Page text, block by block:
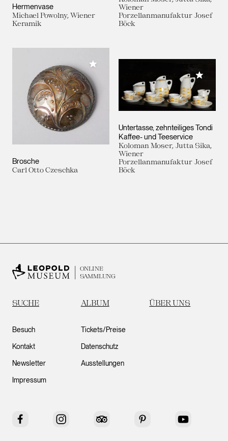
Hermenvase
Michael Powolny, Wiener
Keramik
Wiener
Porzellanmanufaktur Josef
Böck
Brosche
Carl Otto Czeschka
Meiner Sammlung hinzufügen
Untertasse, zehnteiliges Tondi
Kaffee- und Teeservice
Koloman Moser, Jutta Sika,
Wiener
Porzellanmanufaktur Josef
Böck
Meiner
ONLINE
SAMMLUNG
SUCHE ALBUM ÜBER UNS
Besuch
Kontakt
Newsletter
Impressum
Tickets/Preise
Datenschutz
Ausstellungen
Facebook Instagram Tripadvisor Pinterest YouTube